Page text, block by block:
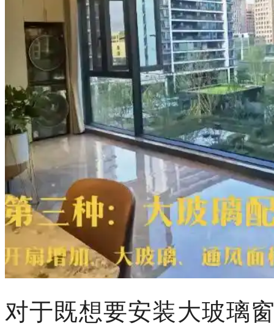
对于既想要安装大玻璃